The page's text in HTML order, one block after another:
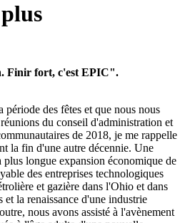
Finir fort, c'est EPIC".
des fêtes et que nous nous
du conseil d'administration et
de 2018, je me rappelle
la fin d'une autre décennie. Une
longue expansion économique de
des entreprises technologiques
et gazière dans l'Ohio et dans
et la renaissance d'une industrie
nous avons assisté à l'avènement